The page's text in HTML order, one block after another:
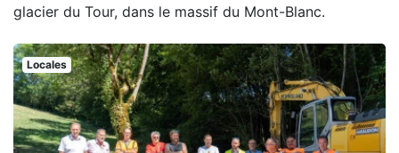
glacier du Tour, dans le massif du Mont-Blanc.
Locales